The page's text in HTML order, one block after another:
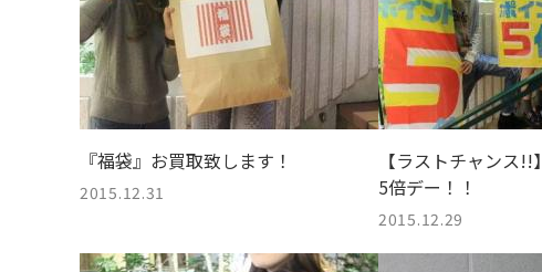
『福袋』お買取致します！
2015.12.31
【ラストチャンス
5倍デー！！
2015.12.29